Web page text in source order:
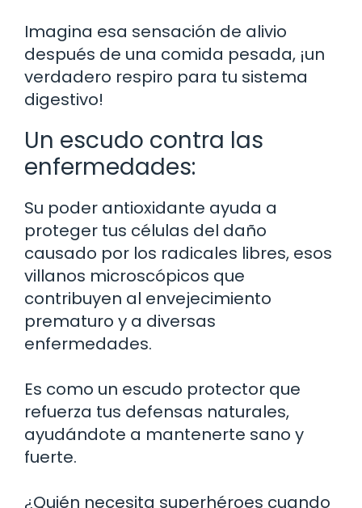
Imagina esa sensación de alivio
después de una comida pesada, ¡un
verdadero respiro para tu sistema
digestivo!
Un escudo contra las
enfermedades:
Su poder antioxidante ayuda a
proteger tus células del daño
causado por los radicales libres, esos
villanos microscópicos que
contribuyen al envejecimiento
prematuro y a diversas
enfermedades.
Es como un escudo protector que
refuerza tus defensas naturales,
ayudándote a mantenerte sano y
fuerte.
¿Quién necesita superhéroes cuando